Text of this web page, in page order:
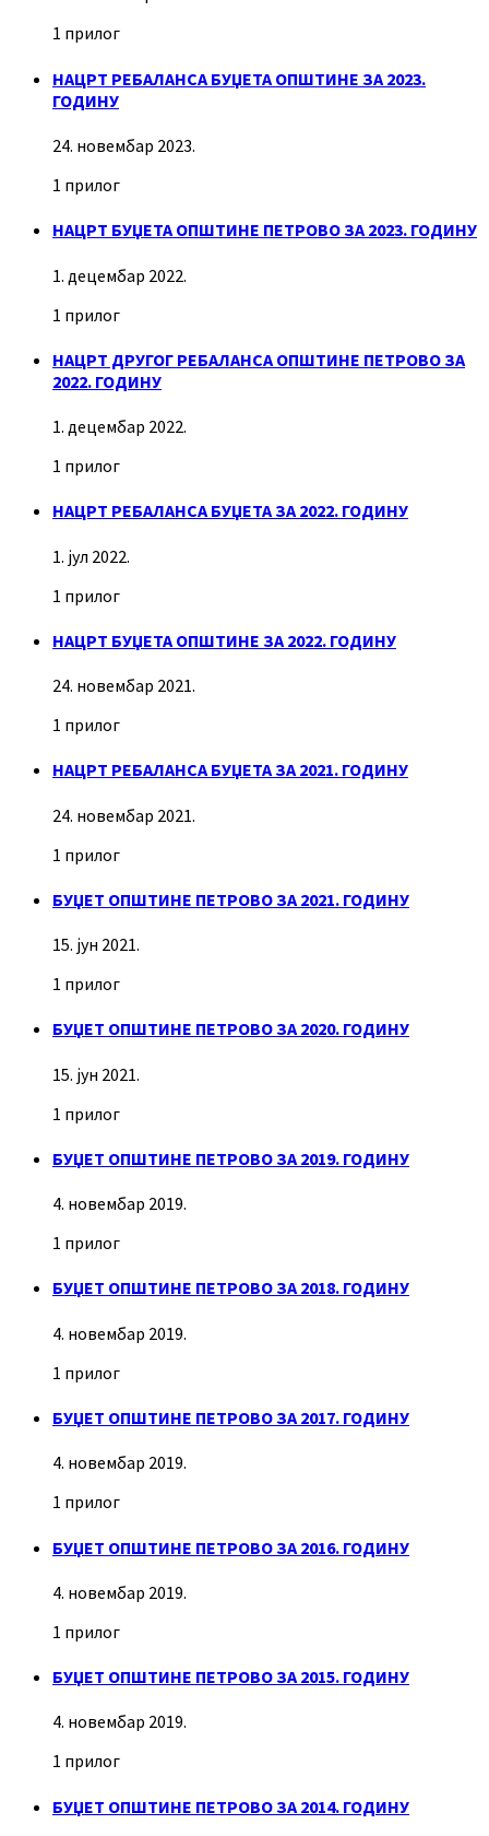
1 прилог
НАЦРТ РЕБАЛАНСА БУЏЕТА ОПШТИНЕ ЗА 2023.
ГОДИНУ
24. новембар 2023.
1 прилог
НАЦРТ БУЏЕТА ОПШТИНЕ ПЕТРОВО ЗА 2023. ГОДИНУ
1. децембар 2022.
1 прилог
НАЦРТ ДРУГОГ РЕБАЛАНСА ОПШТИНЕ ПЕТРОВО ЗА
2022. ГОДИНУ
1. децембар 2022.
1 прилог
НАЦРТ РЕБАЛАНСА БУЏЕТА ЗА 2022. ГОДИНУ
1. јул 2022.
1 прилог
НАЦРТ БУЏЕТА ОПШТИНЕ ЗА 2022. ГОДИНУ
24. новембар 2021.
1 прилог
НАЦРТ РЕБАЛАНСА БУЏЕТА ЗА 2021. ГОДИНУ
24. новембар 2021.
1 прилог
БУЏЕТ ОПШТИНЕ ПЕТРОВО ЗА 2021. ГОДИНУ
15. јун 2021.
1 прилог
БУЏЕТ ОПШТИНЕ ПЕТРОВО ЗА 2020. ГОДИНУ
15. јун 2021.
1 прилог
БУЏЕТ ОПШТИНЕ ПЕТРОВО ЗА 2019. ГОДИНУ
4. новембар 2019.
1 прилог
БУЏЕТ ОПШТИНЕ ПЕТРОВО ЗА 2018. ГОДИНУ
4. новембар 2019.
1 прилог
БУЏЕТ ОПШТИНЕ ПЕТРОВО ЗА 2017. ГОДИНУ
4. новембар 2019.
1 прилог
БУЏЕТ ОПШТИНЕ ПЕТРОВО ЗА 2016. ГОДИНУ
4. новембар 2019.
1 прилог
БУЏЕТ ОПШТИНЕ ПЕТРОВО ЗА 2015. ГОДИНУ
4. новембар 2019.
1 прилог
БУЏЕТ ОПШТИНЕ ПЕТРОВО ЗА 2014. ГОДИНУ